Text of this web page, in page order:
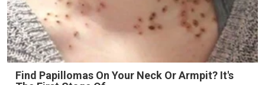
Find Papillomas On Your Neck Or Armpit? It's